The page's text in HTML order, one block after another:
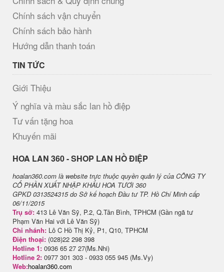
Chính sách vận chuyển
Chính sách bảo hành
Hướng dẫn thanh toán
TIN TỨC
Giới Thiệu
Ý nghĩa và màu sắc lan hồ điệp
Tư vấn tặng hoa
Khuyến mãi
H​OA LAN 360 - SHOP LAN HỒ ĐIỆP
hoalan360.com là website trực thuộc quyền quản lý của CÔNG TY
CỔ PHẦN XUẤT NHẬP KHẨU HOA TƯƠI 360
GPKD 0313524315 do Sở kế hoạch Đầu tư TP. Hồ Chí Minh cấp
06/11/2015
Trụ sở: 413 Lê Văn Sỹ, P.2, Q.Tân Bình, TPHCM (Gần ngã tư
Phạm Văn Hai với Lê Văn Sỹ)
Chi nhánh: Lô C Hồ Thị Kỷ, P1, Q10, TPHCM
Điện thoại: (028)22 298 398
Hotline 1: 0936 65 27 27(Ms.Nhi)
Hotline 2: 0977 301 303 - 0933 055 945 (Ms.Vy)
Web:hoalan360.com